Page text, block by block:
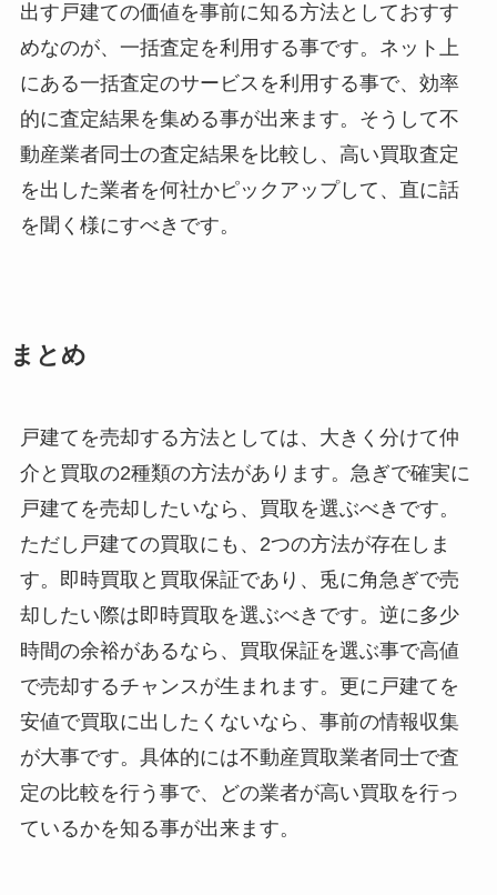
出す戸建ての価値を事前に知る方法としておすす
めなのが、一括査定を利用する事です。ネット上
にある一括査定のサービスを利用する事で、効率
的に査定結果を集める事が出来ます。そうして不
動産業者同士の査定結果を比較し、高い買取査定
を出した業者を何社かピックアップして、直に話
を聞く様にすべきです。
まとめ
戸建てを売却する方法としては、大きく分けて仲
介と買取の2種類の方法があります。急ぎで確実に
戸建てを売却したいなら、買取を選ぶべきです。
ただし戸建ての買取にも、2つの方法が存在しま
す。即時買取と買取保証であり、兎に角急ぎで売
却したい際は即時買取を選ぶべきです。逆に多少
時間の余裕があるなら、買取保証を選ぶ事で高値
で売却するチャンスが生まれます。更に戸建てを
安値で買取に出したくないなら、事前の情報収集
が大事です。具体的には不動産買取業者同士で査
定の比較を行う事で、どの業者が高い買取を行っ
ているかを知る事が出来ます。